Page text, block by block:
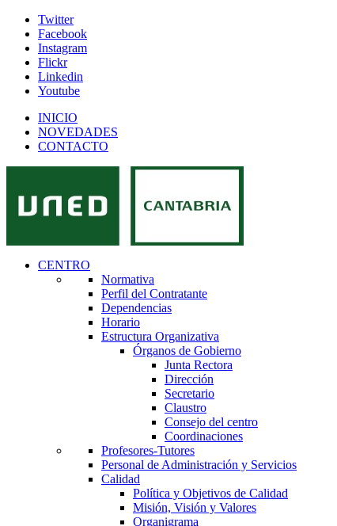
Twitter
Facebook
Instagram
Flickr
Linkedin
Youtube
INICIO
NOVEDADES
CONTACTO
CENTRO
Normativa
Perfil del Contratante
Dependencias
Horario
Estructura Organizativa
Órganos de Gobierno
Junta Rectora
Dirección
Secretario
Claustro
Consejo del centro
Coordinaciones
Profesores-Tutores
Personal de Administración y Servicios
Calidad
Política y Objetivos de Calidad
Misión, Visión y Valores
Organigrama